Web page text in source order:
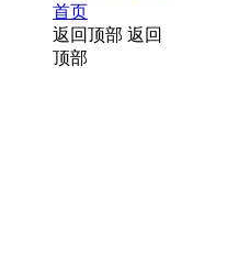
首页
返回顶部 返回
顶部